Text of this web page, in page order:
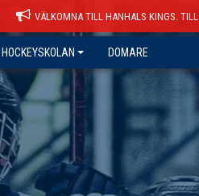
VÄLKOMNA TILL HANHALS KINGS.
HOCKEYSKOLAN DOMARE